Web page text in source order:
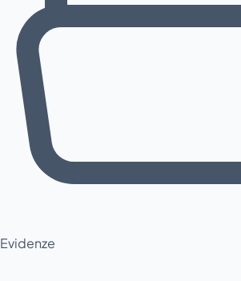
Evidenze